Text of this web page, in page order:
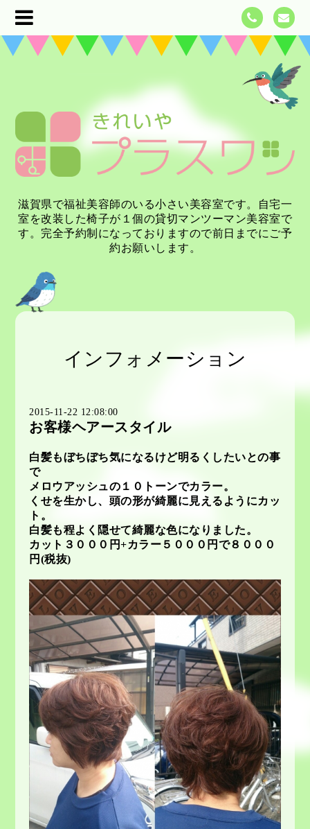
滋賀県で福祉美容師のいる小さい美容室です。自宅一
室を改装した椅子が１個の貸切マンツーマン美容室で
す。完全予約制になっておりますので前日までにご予
約お願いします。
インフォメーション
2015-11-22 12:08:00
お客様ヘアースタイル
白髪もぼちぼち気になるけど明るくしたいとの事
で
メロウアッシュの１０トーンでカラー。
くせを生かし、頭の形が綺麗に見えるようにカッ
ト。
白髪も程よく隠せて綺麗な色になりました。
カット３０００円+カラー５０００円で８０００
円(税抜)